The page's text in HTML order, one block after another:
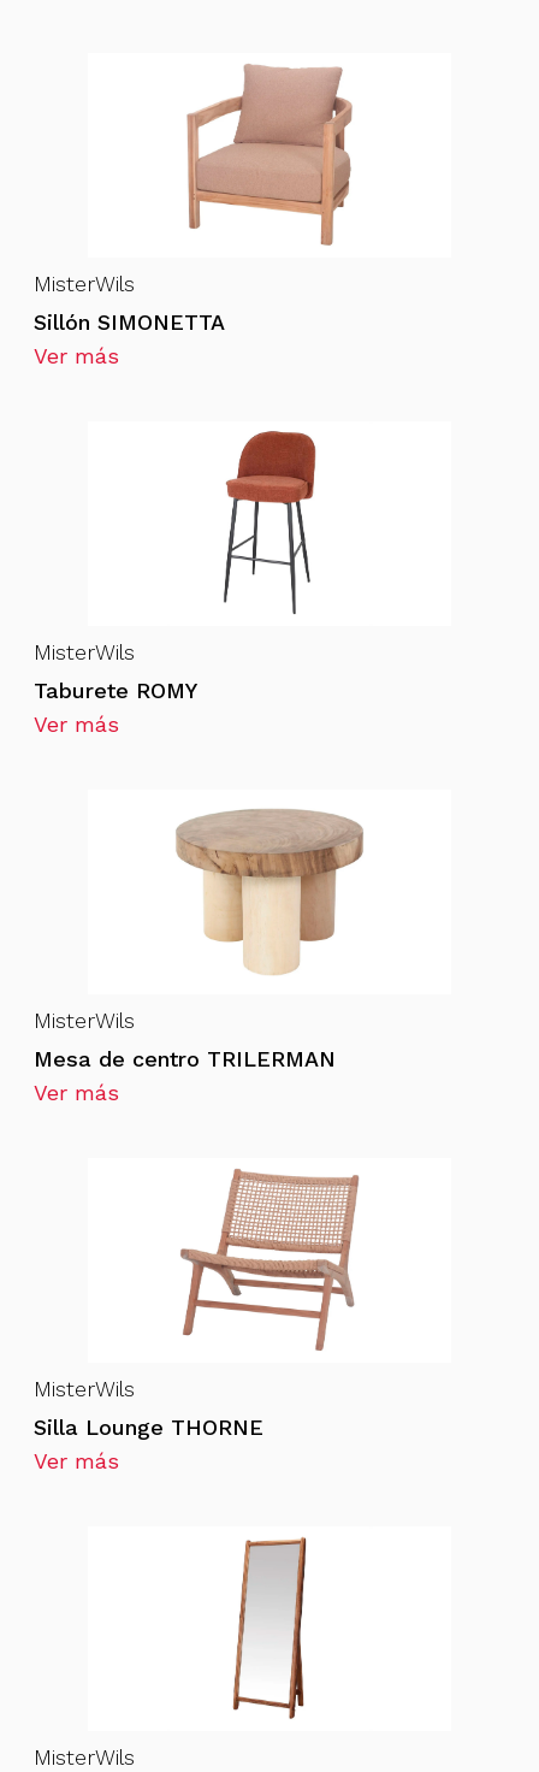
MisterWils
Sillón SIMONETTA
Ver más
MisterWils
Taburete ROMY
Ver más
MisterWils
Mesa de centro TRILERMAN
Ver más
MisterWils
Silla Lounge THORNE
Ver más
MisterWils